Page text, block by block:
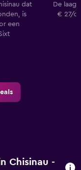
dat
is
een
De
€ 27/
Chisinau -